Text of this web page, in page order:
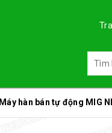
Máy hàn bán tự động MIG